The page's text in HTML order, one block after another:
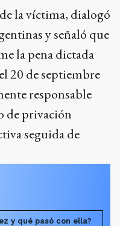
la víctima, dialogó
y señaló que
la pena dictada
20 de septiembre
responsable
de privación
seguida de
y qué pasó con ella?